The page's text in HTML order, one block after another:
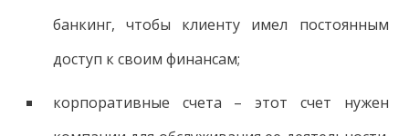
банкинг, чтобы клиенту имел постоянным
доступ к своим финансам;
корпоративные счета – этот счет нужен